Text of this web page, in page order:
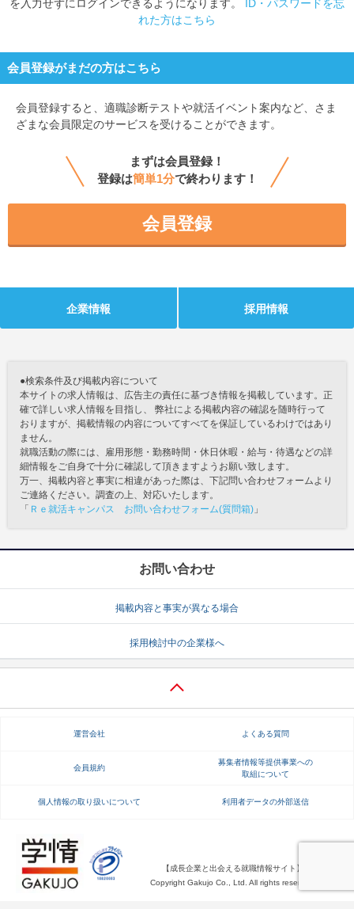
を入力せずにログインできるようになります。 ID・パスワードを忘
れた方はこちら
会員登録がまだの方はこちら
会員登録すると、 適職診断テストや就活イベント案内など、さま
ざまな会員限定のサービスを受けることができます。
まずは会員登録！
登録は簡単1分で終わります！
会員登録
企業情報 採用情報
●検索条件及び掲載内容について
本サイトの求人情報は、広告主の責任に基づき情報を掲載しています。正
確で詳しい求人情報を目指し、 弊社による掲載内容の確認を随時行って
おりますが、掲載情報の内容についてすべてを保証しているわけではあり
ません。
就職活動の際には、雇用形態・勤務時間・休日休暇・給与・待遇などの詳
細情報をご自身で十分に確認して頂きますようお願い致します。
万一、掲載内容と事実に相違があった際は、下記問い合わせフォームより
ご連絡ください。調査の上、対応いたします。
「 Ｒｅ就活キャンパス お問い合わせフォーム(質問箱) 」
お問い合わせ
掲載内容と事実が異なる場合
採用検討中の企業様へ
運営会社 よくある質問
会員規約
募集者情報等提供事業への
取組について
個人情報の取り扱いについて 利用者データの外部送信
【成長企業と出会える就職情報サイト】
Copyright Gakujo Co., Ltd. All rights reserved.